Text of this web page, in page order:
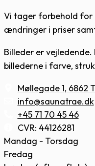
Vi tager forbehold for
ændringer i priser
Billeder er
billederne i farve,
Møllegade 1, 6862
info@saunatrae.dk
+45 71 70 45 46
CVR: 44126281
Mandag - Torsdag
Fredag